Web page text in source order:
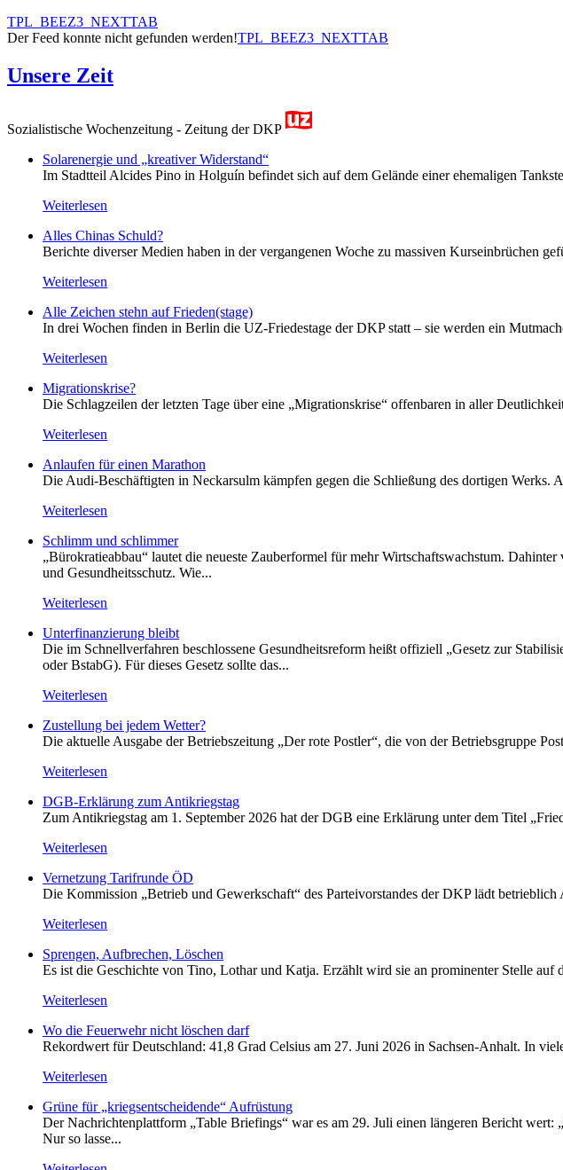
TPL_BEEZ3_NEXTTAB
Der Feed konnte nicht gefunden werden!TPL_BEEZ3_NEXTTAB
Unsere Zeit
Sozialistische Wochenzeitung - Zeitung der DKP
Solarenergie und „kreativer Widerstand“
Im Stadtteil Alcides Pino in Holguín befindet sich auf dem Gelände einer ehemaligen
Weiterlesen
Alles Chinas Schuld?
Berichte diverser Medien haben in der vergangenen Woche zu massiven Kurseinbrüchen
Weiterlesen
Alle Zeichen stehn auf Frieden(stage)
In drei Wochen finden in Berlin die UZ-Friedestage der DKP statt – sie werden ein
Weiterlesen
Migrationskrise?
Die Schlagzeilen der letzten Tage über eine „Migrationskrise“ offenbaren in aller
Weiterlesen
Anlaufen für einen Marathon
Die Audi-Beschäftigten in Neckarsulm kämpfen gegen die Schließung des dortigen
Weiterlesen
Schlimm und schlimmer
„Bürokratieabbau“ lautet die neueste Zauberformel für mehr Wirtschaftswachstum.
und Gesundheitsschutz. Wie...
Weiterlesen
Unterfinanzierung bleibt
Die im Schnellverfahren beschlossene Gesundheitsreform heißt offiziell „Gesetz zur
oder BstabG). Für dieses Gesetz sollte das...
Weiterlesen
Zustellung bei jedem Wetter?
Die aktuelle Ausgabe der Betriebszeitung „Der rote Postler“, die von der Betriebsgruppe
Weiterlesen
DGB-Erklärung zum Antikriegstag
Zum Antikriegstag am 1. September 2026 hat der DGB eine Erklärung unter dem Titel
Weiterlesen
Vernetzung Tarifrunde ÖD
Die Kommission „Betrieb und Gewerkschaft“ des Parteivorstandes der DKP lädt
Weiterlesen
Sprengen, Aufbrechen, Löschen
Es ist die Geschichte von Tino, Lothar und Katja. Erzählt wird sie an prominenter Stelle
Weiterlesen
Wo die Feuerwehr nicht löschen darf
Rekordwert für Deutschland: 41,8 Grad Celsius am 27. Juni 2026 in Sachsen-Anhalt. In
Weiterlesen
Grüne für „kriegsentscheidende“ Aufrüstung
Der Nachrichtenplattform „Table Briefings“ war es am 29. Juli einen längeren Bericht
Nur so lasse...